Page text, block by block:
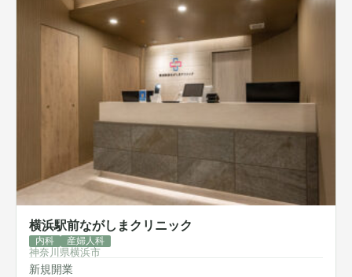
横浜駅前ながしまクリニック
内科 産婦人科
神奈川県横浜市
新規開業